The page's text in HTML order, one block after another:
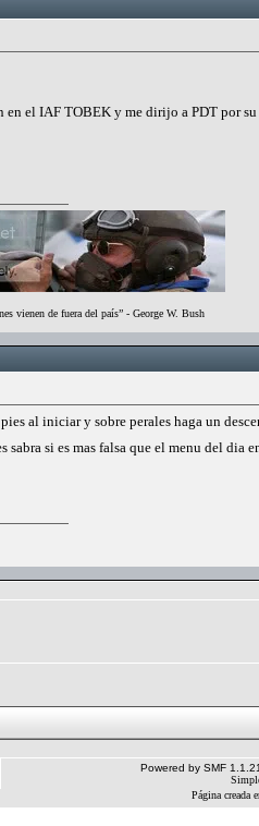
el IAF TOBEK y me dirijo a PDT por
vienen de fuera del país” - George W. Bush
al iniciar y sobre perales haga un
sabra si es mas falsa que el menu del dia
Powered by SMF 1.1.21
Página creada